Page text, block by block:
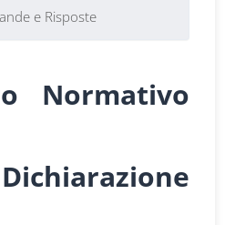
e Risposte
Normativo